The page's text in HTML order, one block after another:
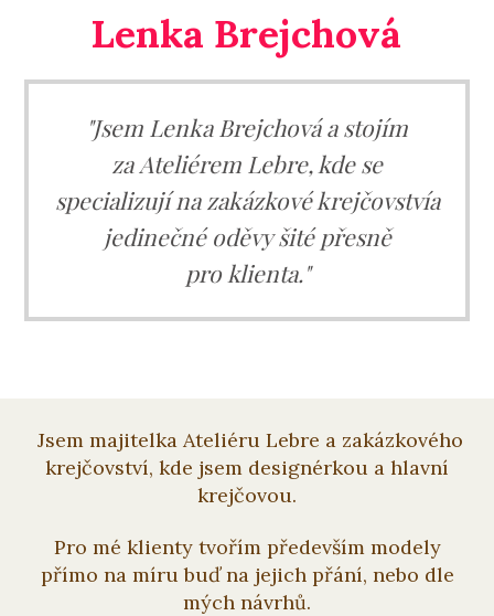
Lenka Brejchová
"Jsem Lenka Brejchová a stojím
za Ateliérem Lebre, kde se
specializují na zakázkové krejčovstvía
jedinečné oděvy šité přesně
pro klienta."
Jsem majitelka Ateliéru Lebre a zakázkového
krejčovství, kde jsem designérkou a hlavní
krejčovou.
Pro mé klienty tvořím především modely
přímo na míru buď na jejich přání, nebo dle
mých návrhů.